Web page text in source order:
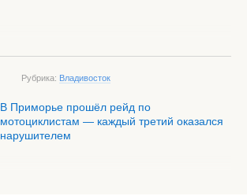
Рубрика: Владивосток
В Приморье прошёл рейд по
мотоциклистам — каждый третий оказался
нарушителем